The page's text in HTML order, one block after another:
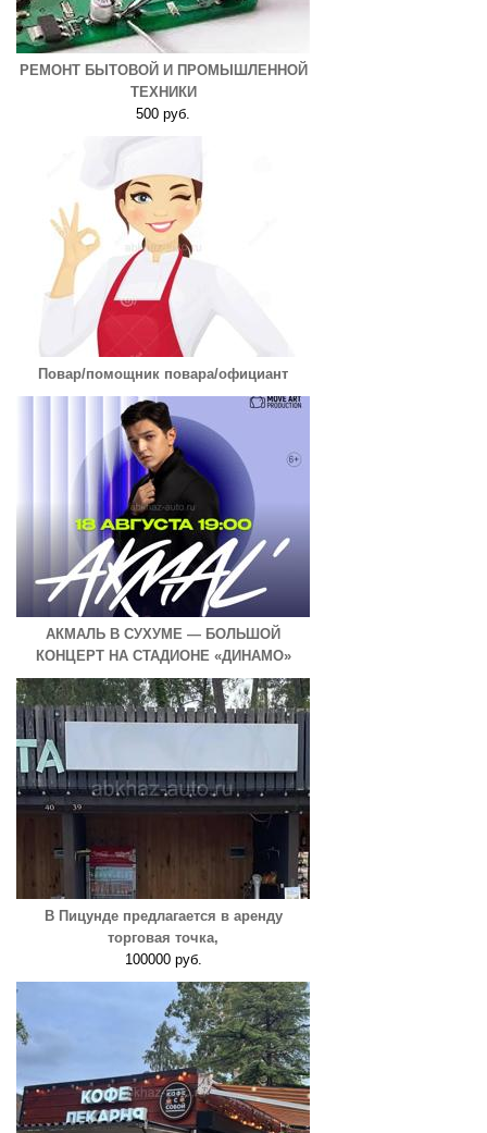
РЕМОНТ БЫТОВОЙ И ПРОМЫШЛЕННОЙ
ТЕХНИКИ
500 руб.
Повар/помощник повара/официант
АКМАЛЬ В СУХУМЕ — БОЛЬШОЙ
КОНЦЕРТ НА СТАДИОНЕ «ДИНАМО»
В Пицунде предлагается в аренду
торговая точка,
100000 руб.